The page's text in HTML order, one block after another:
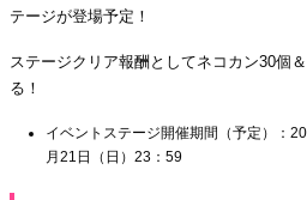
テージが登場予定！
ステージクリア報酬としてネコカン30個
る！
イベントステージ開催期間（予定）：
月21日（日）23：59